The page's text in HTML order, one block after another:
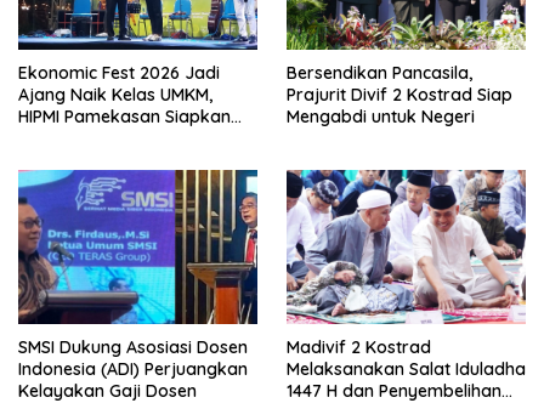
Ekonomic Fest 2026 Jadi
Ajang Naik Kelas UMKM,
HIPMI Pamekasan Siapkan
Bersendikan Pancasila,
Prajurit Divif 2 Kostrad Siap
Mengabdi untuk Negeri
SMSI Dukung Asosiasi Dosen
Indonesia (ADI) Perjuangkan
Kelayakan Gaji Dosen
Madivif 2 Kostrad
Melaksanakan Salat Iduladha
1447 H dan Penyembelihan